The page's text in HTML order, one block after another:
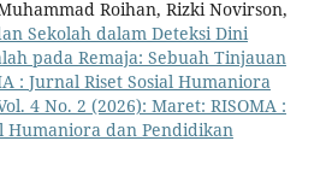
Roihan, Rizki Novirson,
Sekolah dalam Deteksi Dini
pada Remaja: Sebuah Tinjauan
: Jurnal Riset Sosial Humaniora
4 No. 2 (2026): Maret: RISOMA :
Humaniora dan Pendidikan